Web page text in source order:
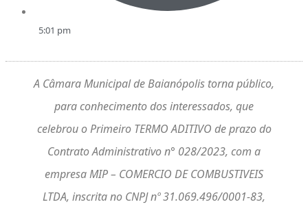
5:01 pm
A Câmara Municipal de Baianópolis torna público,
para conhecimento dos interessados, que
celebrou o Primeiro TERMO ADITIVO de prazo do
Contrato Administrativo n° 028/2023, com a
empresa MIP – COMERCIO DE COMBUSTIVEIS
LTDA, inscrita no CNPJ nº 31.069.496/0001-83,